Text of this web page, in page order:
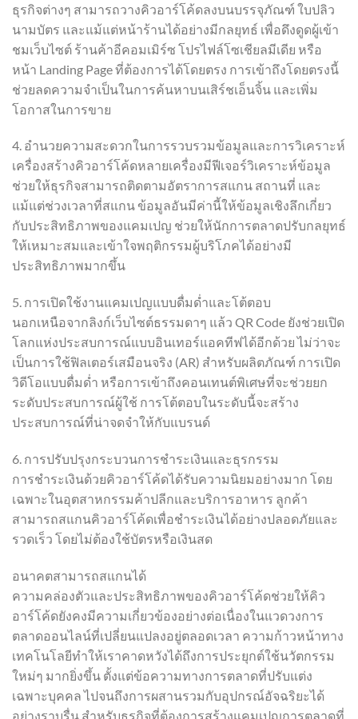
ธุรกิจต่างๆ สามารถวางคิวอาร์โค้ดลงบนบรรจุภัณฑ์ ใบปลิว
นามบัตร และแม้แต่หน้าร้านได้อย่างมีกลยุทธ์ เพื่อดึงดูดผู้เข้า
ชมเว็บไซต์ ร้านค้าอีคอมเมิร์ซ โปรไฟล์โซเชียลมีเดีย หรือ
หน้า Landing Page ที่ต้องการได้โดยตรง การเข้าถึงโดยตรงนี้
ช่วยลดความจำเป็นในการค้นหาบนเสิร์ชเอ็นจิ้น และเพิ่ม
โอกาสในการขาย
4. อำนวยความสะดวกในการรวบรวมข้อมูลและการวิเคราะห์
เครื่องสร้างคิวอาร์โค้ดหลายเครื่องมีฟีเจอร์วิเคราะห์ข้อมูล
ช่วยให้ธุรกิจสามารถติดตามอัตราการสแกน สถานที่ และ
แม้แต่ช่วงเวลาที่สแกน ข้อมูลอันมีค่านี้ให้ข้อมูลเชิงลึกเกี่ยว
กับประสิทธิภาพของแคมเปญ ช่วยให้นักการตลาดปรับกลยุทธ์
ให้เหมาะสมและเข้าใจพฤติกรรมผู้บริโภคได้อย่างมี
ประสิทธิภาพมากขึ้น
5. การเปิดใช้งานแคมเปญแบบดื่มด่ำและโต้ตอบ
นอกเหนือจากลิงก์เว็บไซต์ธรรมดาๆ แล้ว QR Code ยังช่วยเปิด
โลกแห่งประสบการณ์แบบอินเทอร์แอคทีฟได้อีกด้วย ไม่ว่าจะ
เป็นการใช้ฟิลเตอร์เสมือนจริง (AR) สำหรับผลิตภัณฑ์ การเปิด
วิดีโอแบบดื่มด่ำ หรือการเข้าถึงคอนเทนต์พิเศษที่จะช่วยยก
ระดับประสบการณ์ผู้ใช้ การโต้ตอบในระดับนี้จะสร้าง
ประสบการณ์ที่น่าจดจำให้กับแบรนด์
6. การปรับปรุงกระบวนการชำระเงินและธุรกรรม
การชำระเงินด้วยคิวอาร์โค้ดได้รับความนิยมอย่างมาก โดย
เฉพาะในอุตสาหกรรมค้าปลีกและบริการอาหาร ลูกค้า
สามารถสแกนคิวอาร์โค้ดเพื่อชำระเงินได้อย่างปลอดภัยและ
รวดเร็ว โดยไม่ต้องใช้บัตรหรือเงินสด
อนาคตสามารถสแกนได้
ความคล่องตัวและประสิทธิภาพของคิวอาร์โค้ดช่วยให้คิว
อาร์โค้ดยังคงมีความเกี่ยวข้องอย่างต่อเนื่องในแวดวงการ
ตลาดออนไลน์ที่เปลี่ยนแปลงอยู่ตลอดเวลา ความก้าวหน้าทาง
เทคโนโลยีทำให้เราคาดหวังได้ถึงการประยุกต์ใช้นวัตกรรม
ใหม่ๆ มากยิ่งขึ้น ตั้งแต่ข้อความทางการตลาดที่ปรับแต่ง
เฉพาะบุคคล ไปจนถึงการผสานรวมกับอุปกรณ์อัจฉริยะได้
อย่างราบรื่น สำหรับธุรกิจที่ต้องการสร้างแคมเปญการตลาดที่